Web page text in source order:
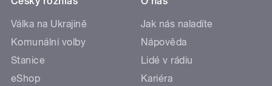
Válka na Ukrajině
Komunální volby
Stanice
eShop
Jak nás naladíte
Nápověda
Lidé v rádiu
Kariéra